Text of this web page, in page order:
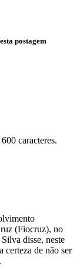
postagem
caracteres.
(Fiocruz), no
disse, neste
certeza de não ser